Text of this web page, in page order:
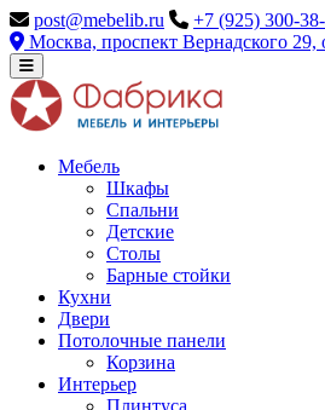
post@mebelib.ru +7 (925) 300-
Москва, проспект Вернадского 29,
Мебель
Шкафы
Спальни
Детские
Столы
Барные стойки
Кухни
Двери
Потолочные панели
Корзина
Интерьер
Плинтуса